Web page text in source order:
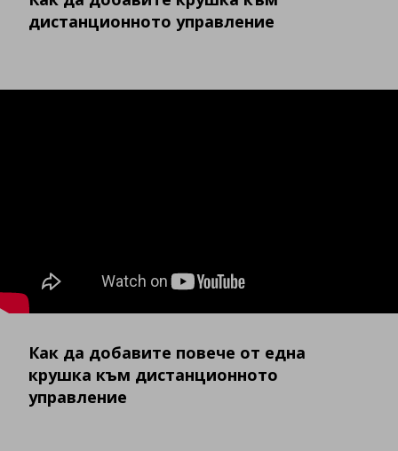
дистанционното управление
Как да добавите повече от една
крушка към дистанционното
управление